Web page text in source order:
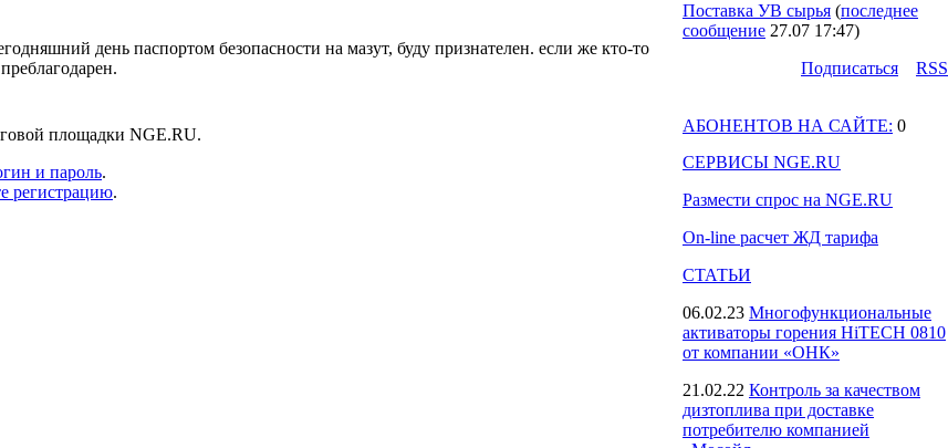
день паспортом безопасности на мазут, буду признателен. если же кто-то
площадки NGE.RU.
и пароль.
регистрацию.
Поставка УВ сырья (последнее
сообщение 27.07 17:47)
Подпиcаться
RSS
АБОНЕНТОВ НА САЙТЕ: 0
СЕРВИСЫ NGE.RU
Размести спрос на NGE.RU
On-line расчет ЖД тарифа
СТАТЬИ
06.02.23 Многофункциональные
активаторы горения HiTECH 0810
от компании «ОНК»
21.02.22 Контроль за качеством
дизтоплива при доставке
потребителю компанией